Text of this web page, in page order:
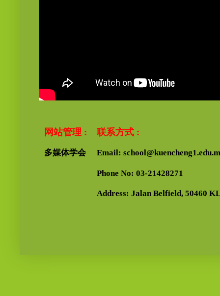
网站管理 :
多媒体学会
联系方式 :
Email:
Phone No: 03-21428271
Address: Jalan Belfield, 50460